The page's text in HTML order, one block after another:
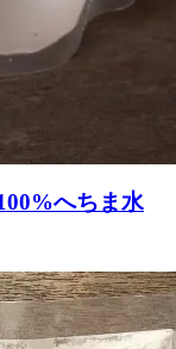
へちま水